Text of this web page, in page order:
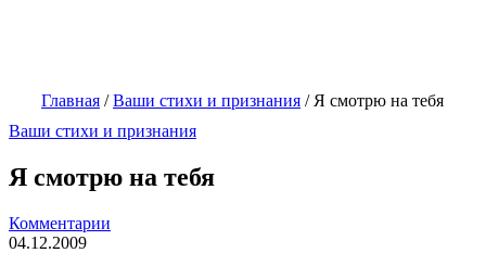
Главная /Ваши стихи и признания / Я смотрю на тебя
Ваши стихи и признания
Я смотрю на тебя
Комментарии
04.12.2009